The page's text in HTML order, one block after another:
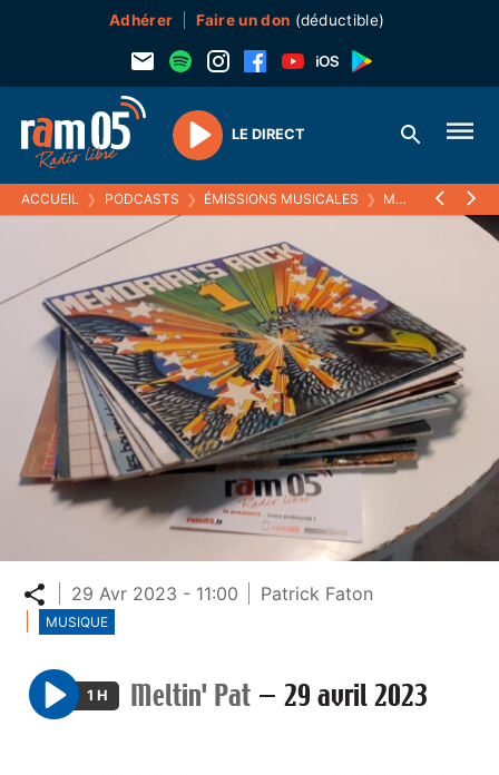
Adhérer Faire un don (déductible)
Play
LE DIRECT
ACCUEIL ❯ PODCASTS ❯ ÉMISSIONS MUSICALES ❯ MELTIN' PAT ❯
Partager
29 Avr 2023 - 11:00 Patrick Faton
MUSIQUE
P
1 H Meltin' Pat — 29 avril 2023